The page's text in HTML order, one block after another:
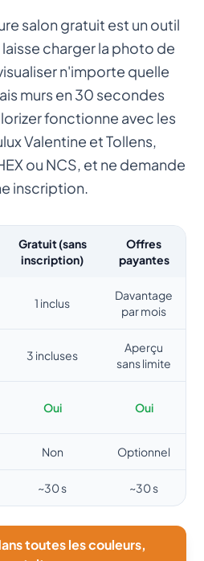
salon gratuit est un outil
laisse charger la photo de
n'importe quelle
murs en 30 secondes
fonctionne avec les
Valentine et Tollens,
ou NCS, et ne demande
inscription.
Gratuit (sans
inscription)
Offres
payantes
1 inclus
Davantage
par mois
3 incluses
Aperçu
sans limite
Oui Oui
Non Optionnel
~30 s ~30 s
toutes les couleurs,